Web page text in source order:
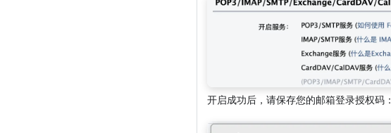
开启成功后，请保存您的邮箱登录授权码：